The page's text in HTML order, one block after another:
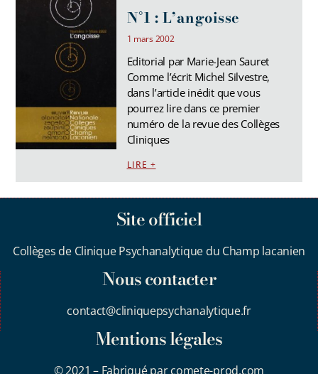
N°1 : L’angoisse
1 mars 2002
Editorial par Marie-Jean Sauret
Comme l’écrit Michel Silvestre,
dans l’article inédit que vous
pourrez lire dans ce premier
numéro de la revue des Collèges
Cliniques
LIRE +
Site officiel
Collèges de Clinique Psychanalytique du Champ lacanien
Nous contacter
contact@cliniquepsychanalytique.fr
Mentions légales
© 2021 – Fabriqué par comete-prod.com